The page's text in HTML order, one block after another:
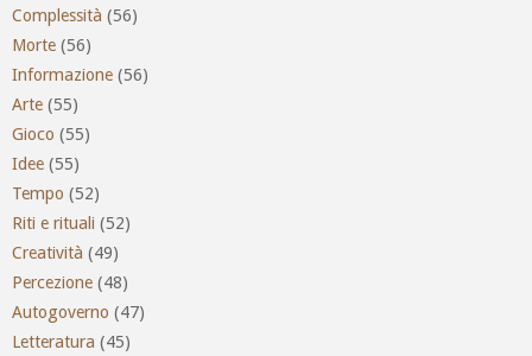
Complessità (56)
Morte (56)
Informazione (56)
Arte (55)
Gioco (55)
Idee (55)
Tempo (52)
Riti e rituali (52)
Creatività (49)
Percezione (48)
Autogoverno (47)
Letteratura (45)